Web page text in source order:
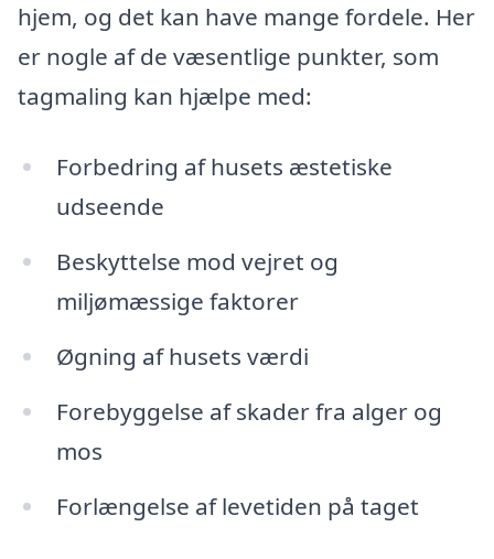
hjem, og det kan have mange fordele. Her
er nogle af de væsentlige punkter, som
tagmaling kan hjælpe med:
Forbedring af husets æstetiske
udseende
Beskyttelse mod vejret og
miljømæssige faktorer
Øgning af husets værdi
Forebyggelse af skader fra alger og
mos
Forlængelse af levetiden på taget